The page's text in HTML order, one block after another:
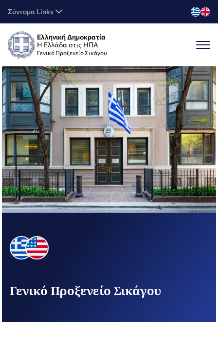
Σύντομα Links
Ελληνική Δημοκρατία
Η Ελλάδα στις ΗΠΑ
Γενικό Προξενείο Σικάγου
Γενικό Προξενείο Σικάγου